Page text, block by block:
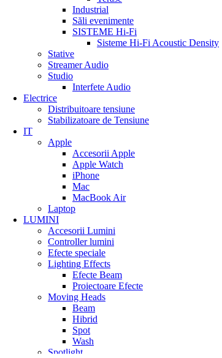
Industrial
Săli evenimente
SISTEME Hi-Fi
Sisteme Hi-Fi Acoustic Density
Stative
Streamer Audio
Studio
Interfete Audio
Electrice
Distribuitoare tensiune
Stabilizatoare de Tensiune
IT
Apple
Accesorii Apple
Apple Watch
iPhone
Mac
MacBook Air
Laptop
LUMINI
Accesorii Lumini
Controller lumini
Efecte speciale
Lighting Effects
Efecte Beam
Proiectoare Efecte
Moving Heads
Beam
Hibrid
Spot
Wash
Spotlight